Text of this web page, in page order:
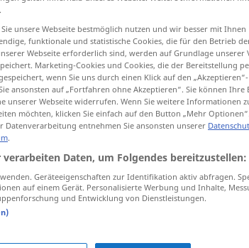
Heroe
unsere Webseite bestmöglich nutzen und wir besser mit Ihnen
funktionale und statistische Cookies, die für den Betrieb
Webseite erforderlich sind, werden auf Grundlage unserer
Marketing-Cookies und Cookies, die der Bereitstellung
wenn Sie uns durch einen Klick auf den
ansonsten auf „Fortfahren ohne Akzeptieren“. Sie können
unserer Webseite widerrufen. Wenn Sie weitere Informationen
möchten, klicken Sie einfach auf den Button „Mehr
Datenverarbeitung entnehmen Sie ansonsten unserer
.
Daten, um Folgendes bereitzustellen:
Geräteeigenschaften zur Identifikation aktiv abfragen.
auf einem Gerät. Personalisierte Werbung und Inhalte,
und Entwicklung von Dienstleistungen.